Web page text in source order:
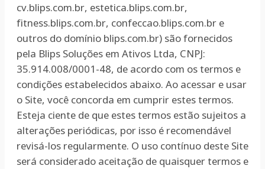
cv.blips.com.br, estetica.blips.com.br,
fitness.blips.com.br, confeccao.blips.com.br e
outros do domínio blips.com.br) são fornecidos
pela Blips Soluções em Ativos Ltda, CNPJ:
35.914.008/0001-48, de acordo com os termos e
condições estabelecidos abaixo. Ao acessar e usar
o Site, você concorda em cumprir estes termos.
Esteja ciente de que estes termos estão sujeitos a
alterações periódicas, por isso é recomendável
revisá-los regularmente. O uso contínuo deste Site
será considerado aceitação de quaisquer termos e